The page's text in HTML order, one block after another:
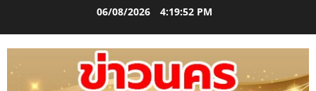
06/08/2026 4:19:53 PM